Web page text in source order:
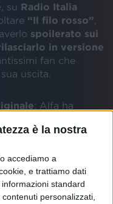
è la nostra
accediamo a
e trattiamo dati
standard
personalizzati,
, su Radio Italia
“Il filo rosso”
spoilerato sui
in versione
fan che
uscita.
: Alfa ha
“collettiva”, con
prima strofa
svelati prima via